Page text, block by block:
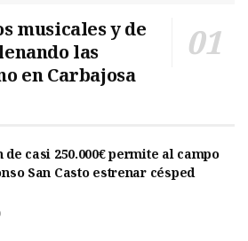
musicales y de
las
en Carbajosa
casi 250.000€ permite al campo
San Casto estrenar césped